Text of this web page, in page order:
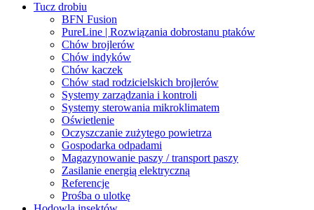
Tucz drobiu
BFN Fusion
PureLine | Rozwiązania dobrostanu ptaków
Chów brojlerów
Chów indyków
Chów kaczek
Chów stad rodzicielskich brojlerów
Systemy zarządzania i kontroli
Systemy sterowania mikroklimatem
Oświetlenie
Oczyszczanie zużytego powietrza
Gospodarka odpadami
Magazynowanie paszy / transport paszy
Zasilanie energią elektryczną
Referencje
Prośba o ulotkę